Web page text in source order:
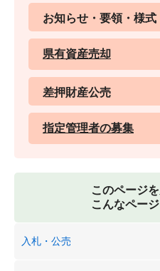
お知らせ・要領・様式
県有資産売却
差押財産公売
指定管理者の募集
このページ
こんなペー
入札・公売